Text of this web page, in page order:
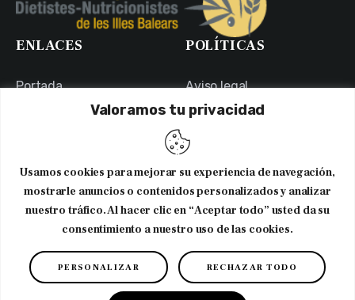
Valoramos tu privacidad
Usamos cookies para mejorar su experiencia de navegación,
mostrarle anuncios o contenidos personalizados y analizar
nuestro tráfico. Al hacer clic en “Aceptar todo” usted da su
consentimiento a nuestro uso de las cookies.
PERSONALIZAR RECHAZAR TODO
ENLACES
Portada
Portal de Transparencia
Usuarios
POLÍTICAS
Aviso legal
Política de Privacidad
Política de Cookies
Canal Ético
NEWSLETTER
Copyright © 2026. CODNIB. Colegio Oficial de Dietistas-